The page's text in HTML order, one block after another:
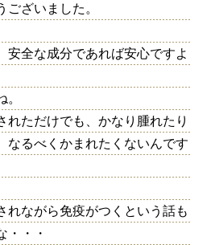
ざいました。
安全な成分であれば安心ですよ
れただけでも、かなり腫れたり
なるべくかまれたくないんです
れながら免疫がつくという話も
・・・